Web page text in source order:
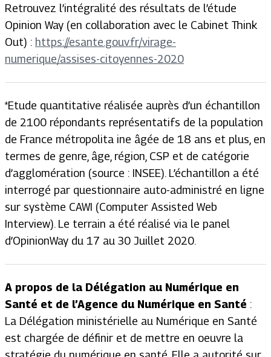
Retrouvez l’intégralité des résultats de l’étude
Opinion Way (en collaboration avec le Cabinet Think
Out) : https://esante.gouv.fr/virage-
numerique/assises-citoyennes-2020
*Etude quantitative réalisée auprès d’un échantillon
de 2100 répondants représentatifs de la population
de France métropolita ine âgée de 18 ans et plus, en
termes de genre, âge, région, CSP et de catégorie
d’agglomération (source : INSEE). L’échantillon a été
interrogé par questionnaire auto-administré en ligne
sur système CAWI (Computer Assisted Web
Interview). Le terrain a été réalisé via le panel
d’OpinionWay du 17 au 30 Juillet 2020.
A propos de la Délégation au Numérique en
Santé et de l’Agence du Numérique en Santé :
La Délégation ministérielle au Numérique en Santé
est chargée de définir et de mettre en oeuvre la